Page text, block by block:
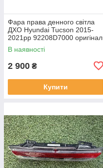
Фара права денного світла
ДХО Hyundai Tucson 2015-
2021рр 92208D7000 оригінал
бв відсутнє одне кріплення,
повністю робоча
В наявності
2 900 ₴
Купити